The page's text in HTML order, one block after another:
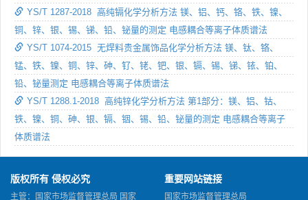
YS/T 1287-2018 高纯镉化学分析方法 镁、铝、钙、铬、铁、镍、
铜、锌、银、锡、锑、铅、铋量的测定 电感耦合等离子体质谱法
YS/T 1074-2015 无焊料贵金属饰品化学分析方法 镁、钛、铬、
锰、铁、镍、铜、锌、砷、钌、铑、钯、银、镉、锡、锑、铱、铂、
铅、铋量测定 电感耦合等离子体质谱法
YS/T 1288.1-2018 高纯锌化学分析方法 第1部分：镁、铝、钴、
铁、镍、铜、砷、银、镉、铟、锡、铅、铋量的测定 电感耦合等离子
体质谱法
版权所有 侵权必究
主管：国家市场监督管理总局 国家
重要网站链接
国家市场监督管理总局